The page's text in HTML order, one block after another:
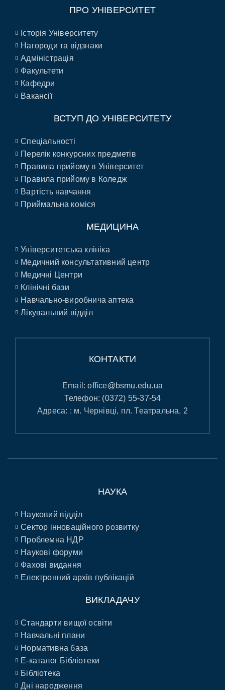
ПРО УНІВЕРСИТЕТ
Історія Університету
Нагороди та відзнаки
Адміністрація
Факультети
Кафедри
Вакансії
ВСТУП ДО УНІВЕРСИТЕТУ
Спеціальності
Перелік конкурсних предметів
Правила прийому в Університет
Правила прийому в Коледж
Вартість навчання
Приймальна коміся
МЕДИЦИНА
Університетська клініка
Медичний консультативний центр
Медичні Центри
Клінічні бази
Навчально-виробнича аптека
Лікувальний відділ
КОНТАКТИ
Email:office@bsmu.edu.ua
Телефон: (0372) 55-37-54
Адреса: : м. Чернівці, пл. Театральна, 2
НАУКА
Науковий відділ
Сектор інноваційного розвитку
Проблемна НДР
Наукові форуми
Фахові видання
Електронний архів публікацій
ВИКЛАДАЧУ
Стандарти вищої освіти
Навчальні плани
Нормативна база
E-каталог Бібліотеки
Бібліотека
Дні народження